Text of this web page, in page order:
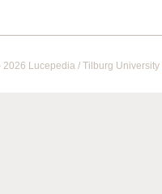
Lucepedia / Tilburg University |